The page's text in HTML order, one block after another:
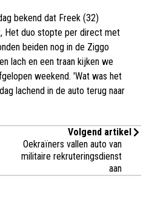
bekend dat Freek (32)
Het duo stopte per direct met
beiden nog in de Ziggo
lach en een traan kijken we
weekend. 'Wat was het
lachend in de auto terug naar
Volgend artikel
Oekraïners vallen auto van
militaire rekruteringsdienst
aan